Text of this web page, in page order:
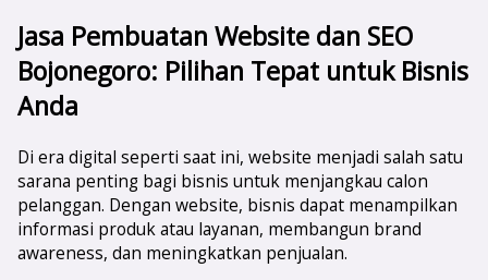
Jasa Pembuatan Website dan SEO
Bojonegoro: Pilihan Tepat untuk Bisnis
Anda
Di era digital seperti saat ini, website menjadi salah satu
sarana penting bagi bisnis untuk menjangkau calon
pelanggan. Dengan website, bisnis dapat menampilkan
informasi produk atau layanan, membangun brand
awareness, dan meningkatkan penjualan.